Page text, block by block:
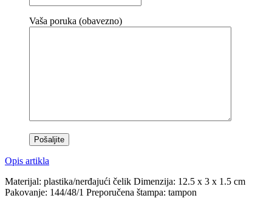
Vaša poruka (obavezno)
Opis artikla
Materijal: plastika/nerđajući čelik Dimenzija: 12.5 x 3 x 1.5 cm
Pakovanje: 144/48/1 Preporučena štampa: tampon